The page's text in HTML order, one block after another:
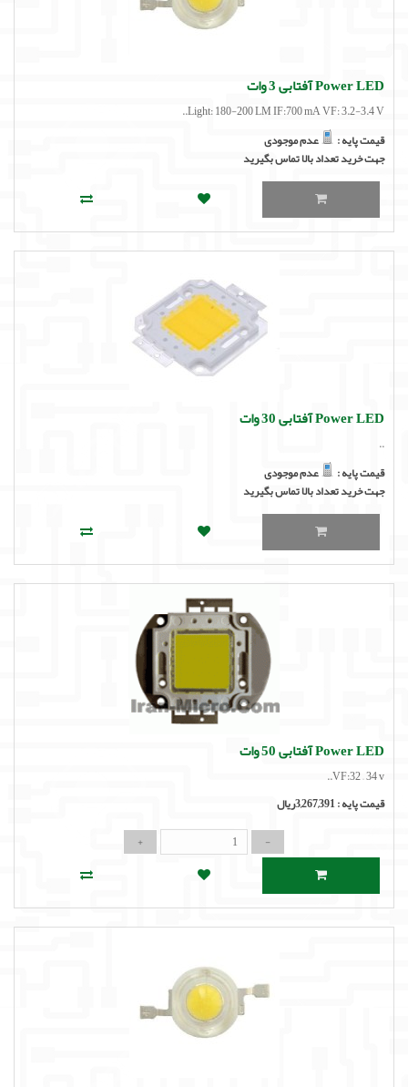
Power LED آفتابی 3 وات
Light: 180-200 LM IF:700 mA VF: 3.2-3.4 V..
قیمت پایه :
عدم موجودی
جهت خرید تعداد بالا تماس بگیرید
Power LED آفتابی 30 وات
..
قیمت پایه :
عدم موجودی
جهت خرید تعداد بالا تماس بگیرید
Power LED آفتابی 50 وات
VF:32 – 34 v..
قیمت پایه :3,267,391ریال